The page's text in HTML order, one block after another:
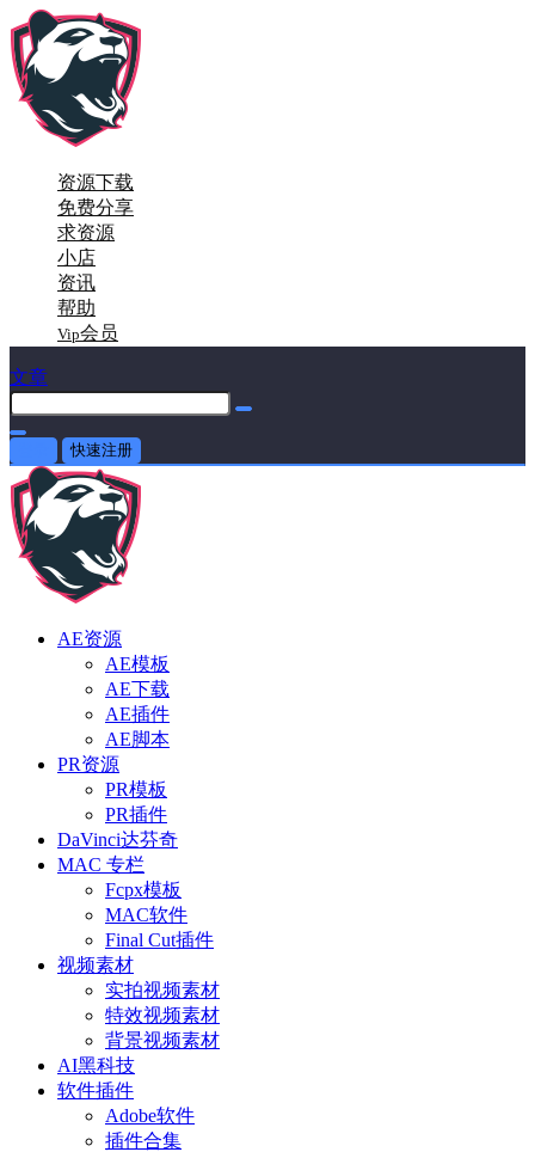
资源下载
免费分享
求资源
小店
资讯
帮助
Vip会员
文章
快速注册
AE资源
AE模板
AE下载
AE插件
AE脚本
PR资源
PR模板
PR插件
DaVinci达芬奇
MAC 专栏
Fcpx模板
MAC软件
Final Cut插件
视频素材
实拍视频素材
特效视频素材
背景视频素材
AI黑科技
软件插件
Adobe软件
插件合集